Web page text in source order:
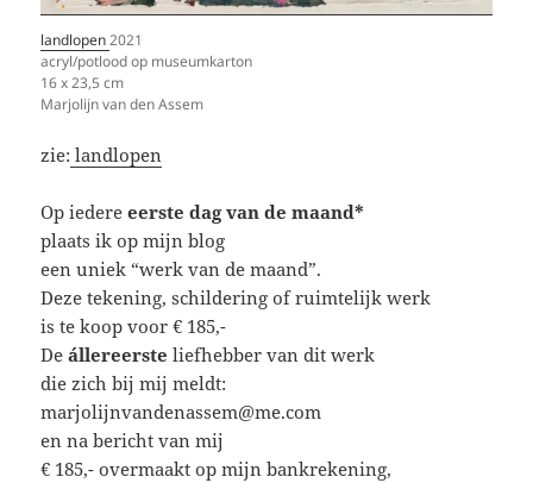
landlopen2021
acryl/potlood op museumkarton
16 x 23,5 cm
Marjolijn van den Assem
zie: landlopen
Op iedereeerste dag van de maand*
plaats ik op mijn blog
een uniek “werk van de maand”.
Deze tekening, schildering of ruimtelijk werk
is te koop voor € 185,-
Deállereerste liefhebber van dit werk
die zich bij mij meldt:
marjolijnvandenassem@me.com
en na bericht van mij
€ 185,- overmaakt op mijn bankrekening,